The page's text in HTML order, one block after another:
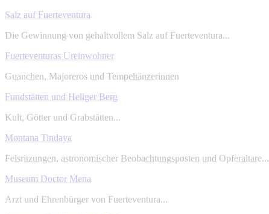
Salz auf Fuerteventura
Die Gewinnung von gehaltvollem Salz auf Fuerteventura...
Fuerteventuras Ureinwohner
Guanchen, Majoreros und Tempeltänzerinnen
Fundstätten und Heliger Berg
Kult, Götter und Grabstätten...
Montana Tindaya
Felsritzungen, astronomischer Beobachtungsposten und Opferaltare...
Museum Doctor Mena
Arzt und Ehrenbürger von Fuerteventura...